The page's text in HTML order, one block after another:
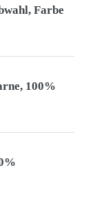
Farbe
100%